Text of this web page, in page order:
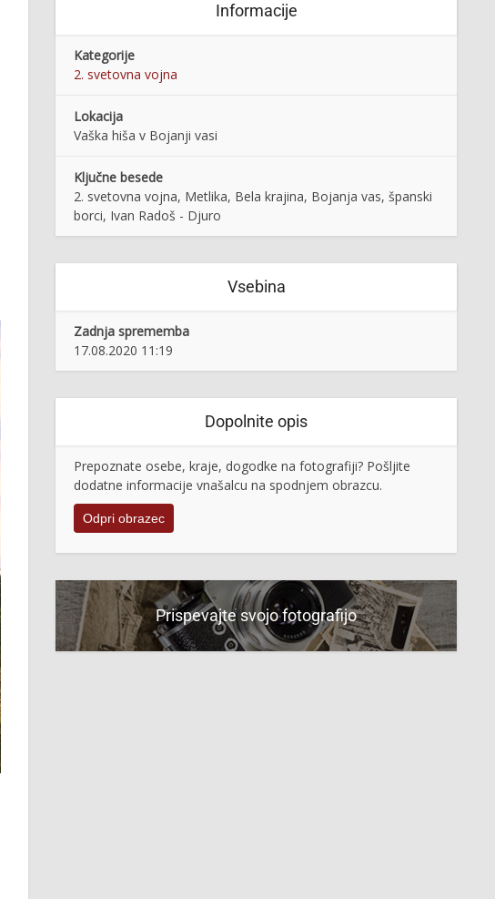
Informacije
Kategorije
2. svetovna vojna
Lokacija
Vaška hiša v Bojanji vasi
Ključne besede
2. svetovna vojna, Metlika, Bela krajina, Bojanja vas, španski
borci, Ivan Radoš - Djuro
Vsebina
Zadnja sprememba
17.08.2020 11:19
Dopolnite opis
Prepoznate osebe, kraje, dogodke na fotografiji? Pošljite
dodatne informacije vnašalcu na spodnjem obrazcu.
Odpri obrazec
Prispevajte svojo fotografijo